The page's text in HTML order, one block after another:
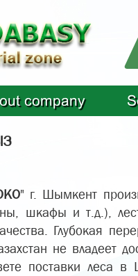
company
" г. Шымкент
шкафы и т.д.),
Глубокая
не владеет
поставки леса